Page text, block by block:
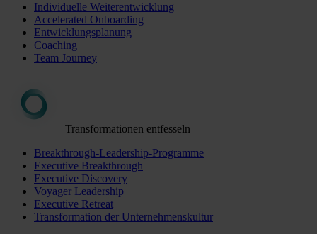
Individuelle Weiterentwicklung
Accelerated Onboarding
Entwicklungsplanung
Coaching
Team Journey
Transformationen entfesseln
Breakthrough-Leadership-Programme
Executive Breakthrough
Executive Discovery
Voyager Leadership
Executive Retreat
Transformation der Unternehmenskultur